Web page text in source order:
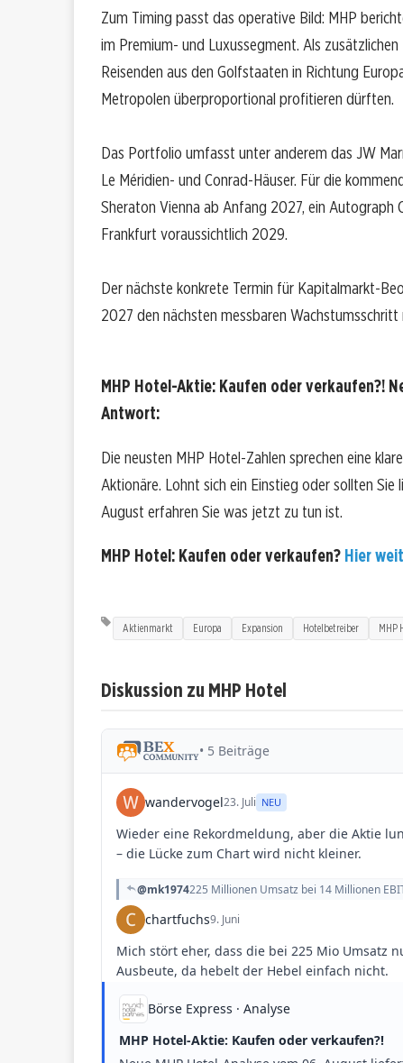
Zum Timing passt das operative Bild: MHP
im Premium- und Luxussegment. Als
Reisenden aus den Golfstaaten in Richtung
Metropolen überproportional profitieren dürften.
Das Portfolio umfasst unter anderem das JW
Le Méridien- und Conrad-Häuser. Für die
Sheraton Vienna ab Anfang 2027, ein
Frankfurt voraussichtlich 2029.
Der nächste konkrete Termin für Kapitalmarkt-
2027 den nächsten messbaren Wachstumsschritt
MHP Hotel-Aktie: Kaufen oder verkaufen?!
Antwort:
Die neusten MHP Hotel-Zahlen sprechen eine
Aktionäre. Lohnt sich ein Einstieg oder sollten
August erfahren Sie was jetzt zu tun ist.
MHP Hotel: Kaufen oder verkaufen? Hier
Aktienmarkt Europa Expansion Hotelbetreiber MHP
Diskussion zu MHP Hotel